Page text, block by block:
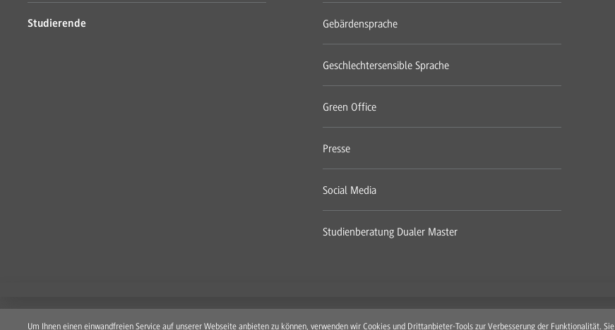
Studierende Gebärdensprache
Geschlechtersensible Sprache
Green Office
Presse
Social Media
Studienberatung Dualer Master
Um Ihnen einen einwandfreien Service auf unserer Webseite anbieten zu können, verwenden wir Cookies und Drittanbieter-Tools zur Verbesserung der Funktionalität. Sie